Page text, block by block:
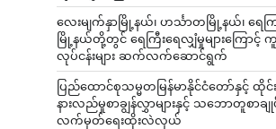
လေးမျက်နှာမြို့နယ်၊ ဟင်္သာတမြို့နယ်၊ ရေ
မြို့နယ်တို့တွင် ရေကြီးရေလျှံမှုများကြေ
လုပ်ငန်းများ ဆက်လက်ဆောင်ရွက်
ပြည်ထောင်စုသမ္မတမြန်မာနိုင်ငံတော်နှင့် ထို
နားလည်မှုစာချွန်လွှာများနှင့် သဘောတူစာခ
လက်မှတ်ရေးထိုးလဲလှယ်